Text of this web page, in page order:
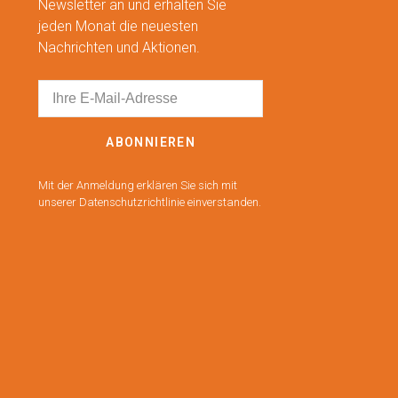
Newsletter an und erhalten Sie
jeden Monat die neuesten
Nachrichten und Aktionen.
ABONNIEREN
Mit der Anmeldung erklären Sie sich mit
unserer Datenschutzrichtlinie einverstanden.